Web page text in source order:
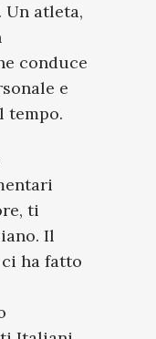
Un atleta,
conduce
e
tempo.
ti
Il
ha fatto